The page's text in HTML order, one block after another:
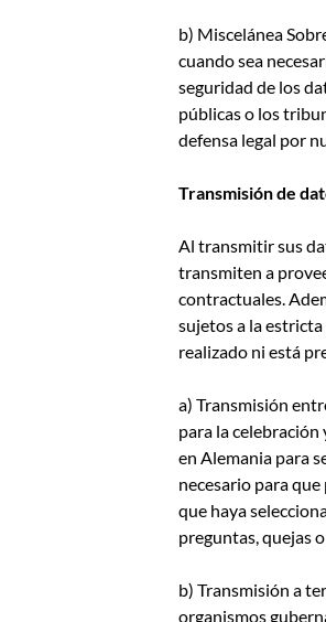
b) Miscelánea
cuando sea
seguridad de los
públicas o los
defensa legal por
Transmisión de
Al transmitir sus
transmiten a
contractuales.
sujetos a la
realizado ni está
a) Transmisión
para la
en Alemania para
necesario para
que haya
preguntas, quejas
b) Transmisión a
organismos